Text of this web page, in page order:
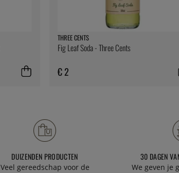
THREE CENTS
Fig Leaf Soda - Three Cents
€ 2
DUIZENDEN PRODUCTEN
Veel gereedschap voor de
30 DAGEN
We geven je